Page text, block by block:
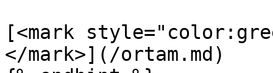
[<mark
</mark>](/ortam.md)